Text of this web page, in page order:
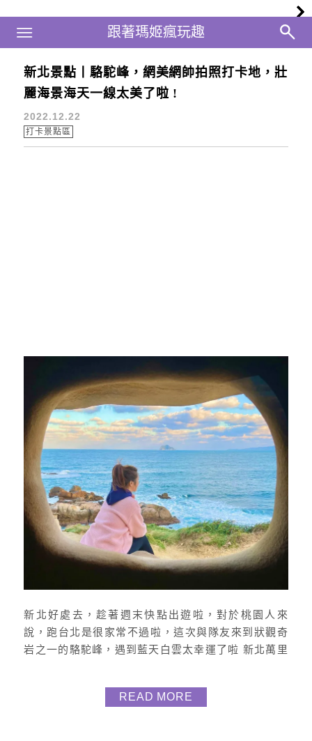
跟著瑪姬瘋玩趣
跟著瑪姬瘋玩趣
Main Menu
駱駝峰
新北景點丨駱駝峰，網美網帥拍照打卡地，壯
麗海景海天一線太美了啦 !
2022.12.22
打卡景點區
新北好處去，趁著週末快點出遊啦，對於桃園人來
說，跑台北是很家常不過啦，這次與隊友來到狀觀奇
岩之一的駱駝峰，遇到藍天白雲太幸運了啦 新北萬里
意自身安全。 駱駝峰介紹 新北市萬裡的駱駝峰是一個
READ MORE